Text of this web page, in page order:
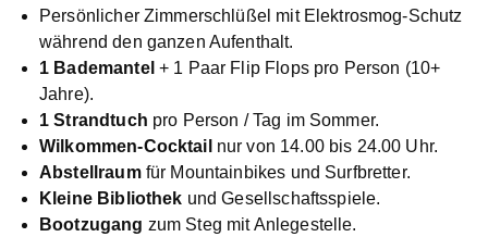
Persönlicher Zimmerschlüßel mit Elektrosmog-Schutz
während den ganzen Aufenthalt.
1 Bademantel + 1 Paar Flip Flops pro Person (10+
Jahre).
1 Strandtuch pro Person / Tag im Sommer.
Wilkommen-Cocktail nur von 14.00 bis 24.00 Uhr.
Abstellraumfür Mountainbikes und Surfbretter.
Kleine Bibliothek und Gesellschaftsspiele.
Bootzugang zum Steg mit Anlegestelle.